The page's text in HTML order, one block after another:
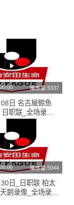
播放量:5337
日 名古屋鲸鱼
职联_全场录像
播放量:5044
日_日职联 柏太
鹅录像_全场录像